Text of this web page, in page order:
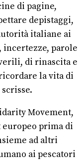
di pagine,
depistaggi,
italiane ai
parole
di rinascita e
la vita di
Movement,
europeo prima di
ad altri
ai pescatori